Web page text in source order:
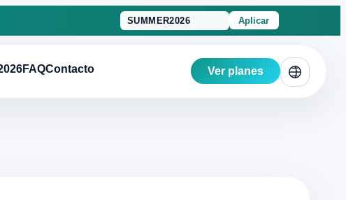
Aplicar
FAQContacto Ver planes